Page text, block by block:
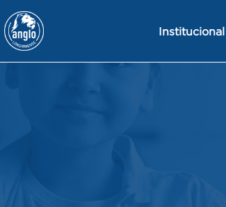
Institucional